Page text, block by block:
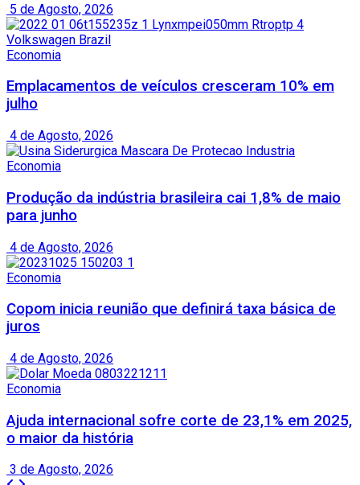
5 de Agosto, 2026
Economia
Emplacamentos de veículos cresceram 10% em
julho
4 de Agosto, 2026
Economia
Produção da indústria brasileira cai 1,8% de maio
para junho
4 de Agosto, 2026
Economia
Copom inicia reunião que definirá taxa básica de
juros
4 de Agosto, 2026
Economia
Ajuda internacional sofre corte de 23,1% em 2025,
o maior da história
3 de Agosto, 2026